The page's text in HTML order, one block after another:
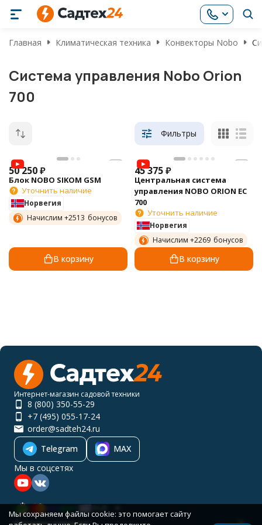
Главная Климатическая техника Конвекторы Nobo
Система управления Nobo Orion
700
Фильтры
50 250₽
Блок NOBO SIKOM GSM
Уточнить наличие
Норвегия
Начислим +2513 бонусов
В корзину
45 375₽
Центральная система
управления NOBO ORION EC
700
Уточнить наличие
Норвегия
Начислим +2269 бонусов
В корзину
Интернет-магазин садовой техники
8 (800) 350-55-29
+7 (495) 055-17-24
order@sadteh24.ru
Telegram
MAX
Мы в соцсетях
Мы сохраняем файлы cookie: это помогает сайту